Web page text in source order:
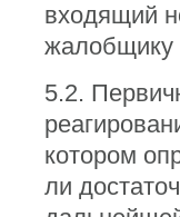
входящий
жалобщику
5.2.
котором
ли